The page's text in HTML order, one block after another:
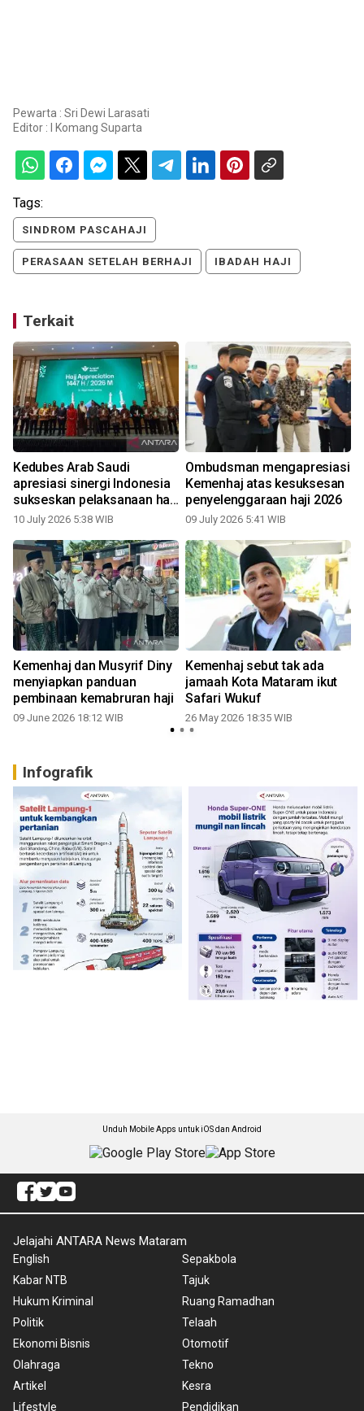
Pewarta : Sri Dewi Larasati
Editor : I Komang Suparta
Tags:
SINDROM PASCAHAJI
PERASAAN SETELAH BERHAJI IBADAH HAJI
Terkait
Kedubes Arab Saudi
apresiasi sinergi Indonesia
sukseskan pelaksanaan haji
2026
10 July 2026 5:38 WIB
Ombudsman mengapresiasi
Kemenhaj atas kesuksesan
penyelenggaraan haji 2026
09 July 2026 5:41 WIB
Kemenhaj dan Musyrif Diny
menyiapkan panduan
pembinaan kemabruran haji
09 June 2026 18:12 WIB
Kemenhaj sebut tak ada
jamaah Kota Mataram ikut
Safari Wukuf
26 May 2026 18:35 WIB
Infografik
Unduh Mobile Apps untuk iOS dan Android
Jelajahi ANTARA News Mataram
English
Kabar NTB
Hukum Kriminal
Politik
Ekonomi Bisnis
Olahraga
Artikel
Lifestyle
Sepakbola
Tajuk
Ruang Ramadhan
Telaah
Otomotif
Tekno
Kesra
Pendidikan